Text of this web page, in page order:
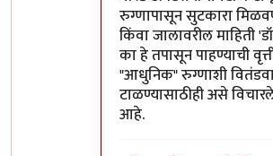
रुग्णापासून सुटकारा
किंवा जालावरील माहिती
का हे तपासून पाहण्याची
"आधुनिक" रुग्णाशी
टाळण्यासाठीही असे
आहे.